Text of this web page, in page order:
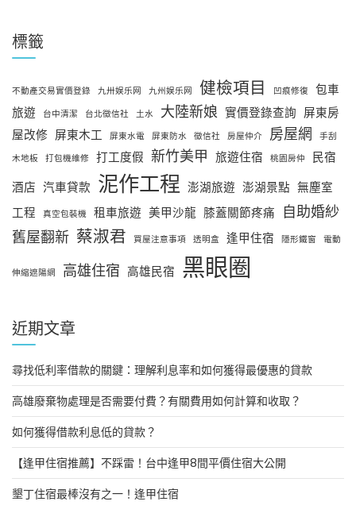
標籤
不動產交易實價登錄 九卅娱乐网 九州娱乐网 健檢項目 凹痕修復
包車
旅遊
台中清潔 台北徵信社 土水 大陸新娘 實價登錄查詢 屏東房
屋改修 屏東木工 屏東水電 屏東防水 徵信社 房屋仲介 房屋網
手刮
木地板
打包機維修 打工度假 新竹美甲 旅遊住宿 桃園房仲
民宿
酒店 汽車貸款 泥作工程 澎湖旅遊 澎湖景點 無塵室
工程
真空包裝機 租車旅遊 美甲沙龍 膝蓋關節疼痛
自助婚紗
舊屋翻新 蔡淑君 買屋注意事項 透明盒 逢甲住宿 隱形鐵窗 電動
伸縮遮陽網 高雄住宿 高雄民宿 黑眼圈
近期文章
尋找低利率借款的關鍵：理解利息率和如何獲得最優惠的貸款
高雄廢棄物處理是否需要付費？有關費用如何計算和收取？
如何獲得借款利息低的貸款？
【逢甲住宿推薦】不踩雷！台中逢甲8間平價住宿大公開
墾丁住宿最棒沒有之一！逢甲住宿